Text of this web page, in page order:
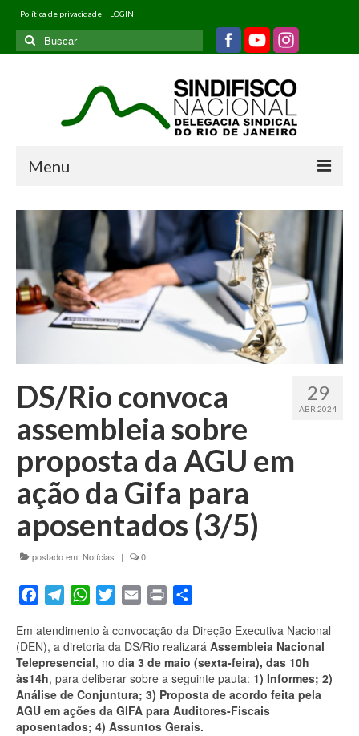
Política de privacidade LOGIN
Buscar
por:
Menu
Home
Quem somos
Filiados
Informativos
29
ABR 2024
DS/Rio convoca
assembleia sobre
proposta da AGU em
ação da Gifa para
aposentados (3/5)
postado em: Notícias | 0
FacebookTelegramWhatsAppTwitterEmail Print
Em atendimento à convocação da Direção Executiva Nacional
(DEN), a diretoria da DS/Rio realizará Assembleia Nacional
Telepresencial, no dia 3 de maio (sexta-feira), das 10h
às14h, para deliberar sobre a seguinte pauta: 1) Informes; 2)
Análise de Conjuntura; 3) Proposta de acordo feita pela
AGU em ações da GIFA para Auditores-Fiscais
aposentados; 4) Assuntos Gerais.